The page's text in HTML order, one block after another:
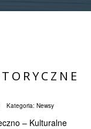
Kategoria: Newsy
– Kulturalne